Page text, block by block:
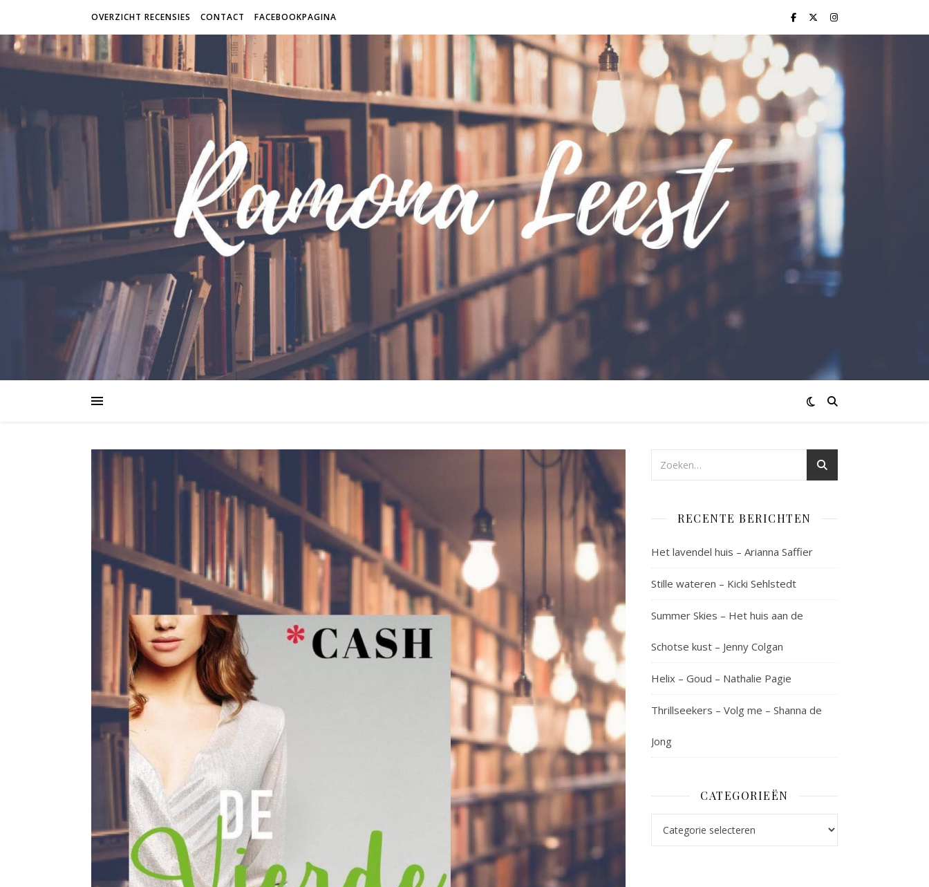
OVERZICHT RECENSIES CONTACT FACEBOOKPAGINA
RECENTE BERICHTEN
Het lavendel huis – Arianna Saffier
Stille wateren – Kicki Sehlstedt
Summer Skies – Het huis aan de
Schotse kust – Jenny Colgan
Helix – Goud – Nathalie Pagie
Thrillseekers – Volg me – Shanna de
Jong
CATEGORIEËN